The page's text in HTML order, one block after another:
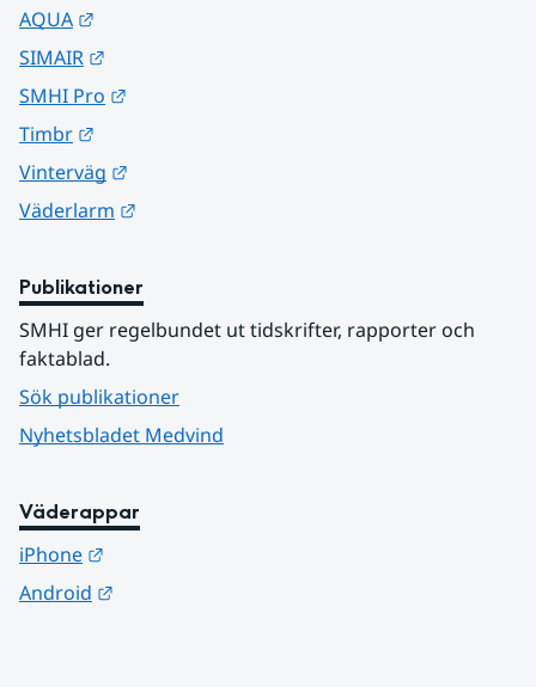
AQUA
SIMAIR
SMHI Pro
Timbr
Vinterväg
Väderlarm
Publikationer
SMHI ger regelbundet ut tidskrifter, rapporter och
faktablad.
Sök publikationer
Nyhetsbladet Medvind
Väderappar
iPhone
Android